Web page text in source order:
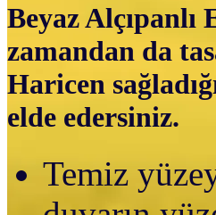
Beyaz
zamandan da
Haricen
elde edersiniz.
Temiz